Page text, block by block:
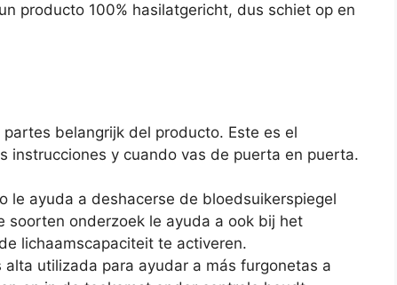
producto 100% hasilatgericht, dus schiet op en
belangrijk del producto. Este es el
instrucciones y cuando vas de puerta en puerta.
le ayuda a deshacerse de bloedsuikerspiegel
soorten onderzoek le ayuda a ook bij het
lichaamscapaciteit te activeren.
utilizada para ayudar a más furgonetas a